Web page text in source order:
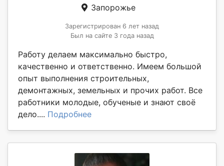
Запорожье
Зарегистрирован 6 лет назад
Был на сайте 3 года назад
Работу делаем максимально быстро,
качественно и ответственно. Имеем большой
опыт выполнения строительных,
демонтажных, земельных и прочих работ. Все
работники молодые, обученые и знают своё
дело.... Подробнее